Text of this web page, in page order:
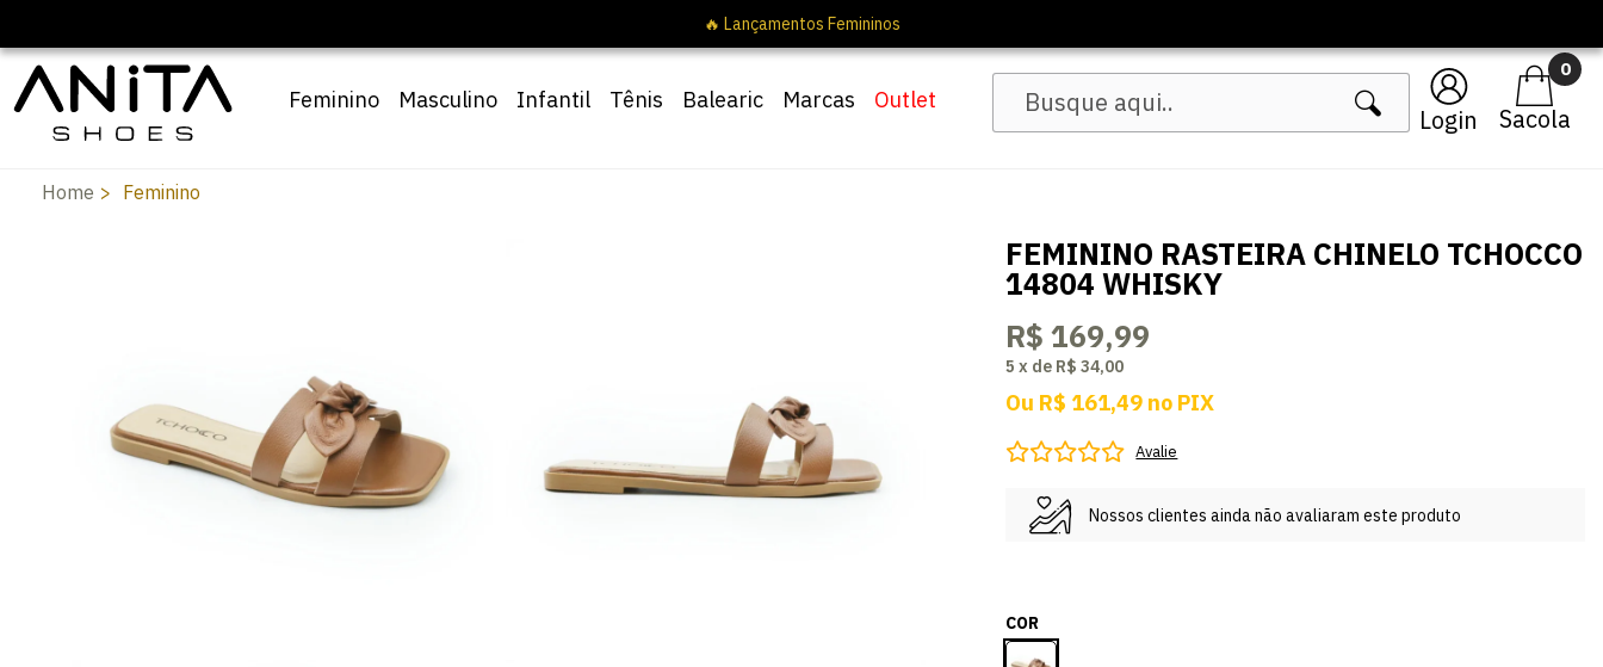
Login
0
Feminino Masculino Infantil Tênis Balearic Marcas Outlet
🔥 Lançamentos Femininos
Home Feminino
FEMININO RASTEIRA CHINELO TCHOCCO
14804 WHISKY
R$ 169,99
5 x de R$ 34,00
Ou R$ 161,49 no PIX
Avalie
Nossos clientes ainda não avaliaram este produto
COR